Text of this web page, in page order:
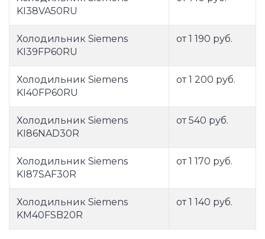
KI38VA50RU
Холодильник Siemens
KI39FP60RU
от 1 190 руб.
Холодильник Siemens
KI40FP60RU
от 1 200 руб.
Холодильник Siemens
KI86NAD30R
от 540 руб.
Холодильник Siemens
KI87SAF30R
от 1 170 руб.
Холодильник Siemens
KM40FSB20R
от 1 140 руб.